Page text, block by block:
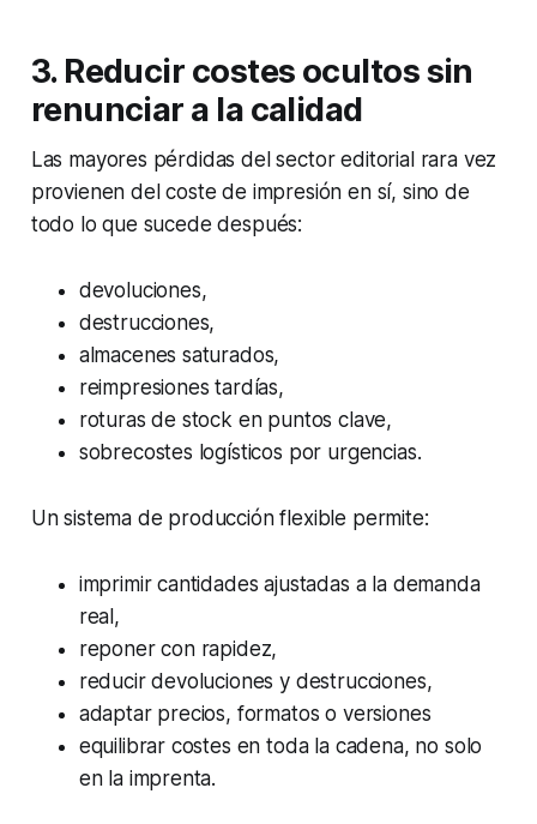
3. Reducir costes ocultos sin
renunciar a la calidad
Las mayores pérdidas del sector editorial rara vez
provienen del coste de impresión en sí, sino de
todo lo que sucede después:
devoluciones,
destrucciones,
almacenes saturados,
reimpresiones tardías,
roturas de stock en puntos clave,
sobrecostes logísticos por urgencias.
Un sistema de producción flexible permite:
imprimir cantidades ajustadas a la demanda
real,
reponer con rapidez,
reducir devoluciones y destrucciones,
adaptar precios, formatos o versiones
equilibrar costes en toda la cadena, no solo
en la imprenta.